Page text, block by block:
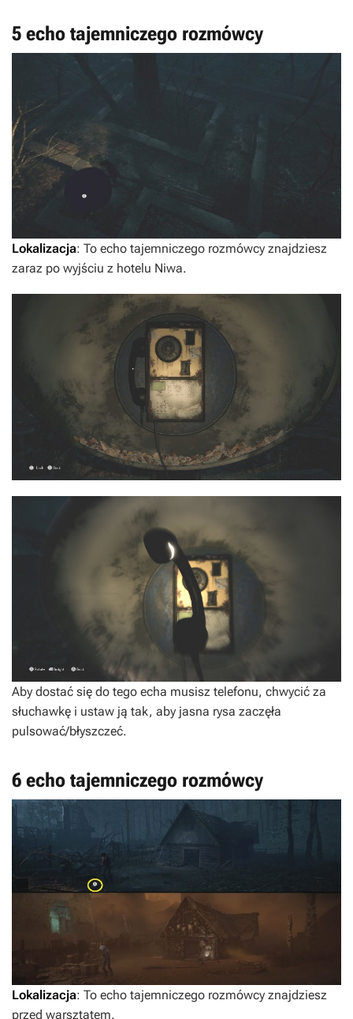
5 echo tajemniczego rozmówcy
Lokalizacja: To echo tajemniczego rozmówcy znajdziesz
zaraz po wyjściu z hotelu Niwa.
Aby dostać się do tego echa musisz telefonu, chwycić za
słuchawkę i ustaw ją tak, aby jasna rysa zaczęła
pulsować/błyszczeć.
6 echo tajemniczego rozmówcy
Lokalizacja: To echo tajemniczego rozmówcy znajdziesz
przed warsztatem.